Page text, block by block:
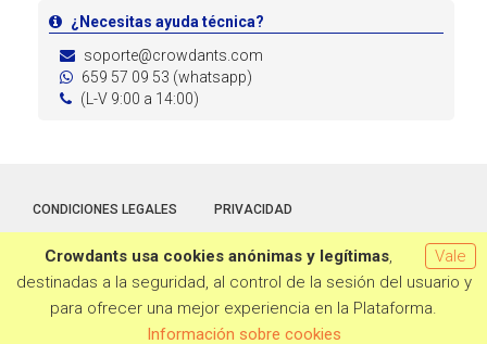
¿Necesitas ayuda técnica?
soporte@crowdants.com
659 57 09 53 (whatsapp)
(L-V 9:00 a 14:00)
CONDICIONES LEGALES PRIVACIDAD
Hecho con la tecnología deCrowdants © 2026
Vale
Crowdants usa cookies anónimas y legítimas,
destinadas a la seguridad, al control de la sesión del usuario y
para ofrecer una mejor experiencia en la Plataforma.
Información sobre cookies